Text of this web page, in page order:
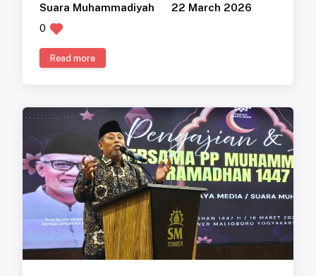
Suara Muhammadiyah
22 March 2026
0
Read more